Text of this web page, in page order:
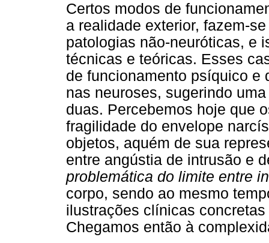
Certos modos de
a realidade exterior, fazem-
patologias não-neuróticas, e
técnicas e teóricas. Esses
de funcionamento psíquico e
nas neuroses, sugerindo
duas. Percebemos hoje que
fragilidade do envelope
objetos, aquém de sua
entre angústia de intrusão e
problemática do limite entre
corpo, sendo ao mesmo
ilustrações clínicas
Chegamos então à